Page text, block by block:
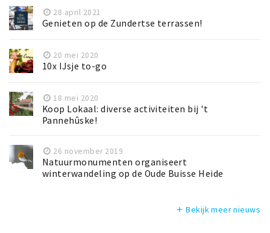
28 april 2021
Genieten op de Zundertse terrassen!
20 mei 2020
10x IJsje to-go
18 mei 2020
Koop Lokaal: diverse activiteiten bij 't
Pannehûske!
26 november 2019
Natuurmonumenten organiseert
winterwandeling op de Oude Buisse Heide
add Bekijk meer nieuws